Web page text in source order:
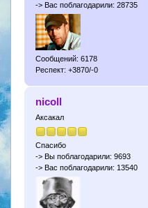
-> Вас поблагодарили: 28735
Сообщений: 6178
Респект: +3870/-0
nicoll
Аксакал
Спасибо
-> Вы поблагодарили: 9693
-> Вас поблагодарили: 13540